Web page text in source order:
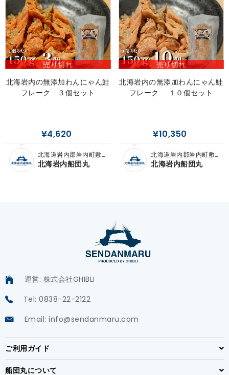
売り切れ
北海岩内の無添加わんにゃん鮭
フレーク ３個セット
¥4,620
北海道岩内郡岩内町敷
島内
北海岩内船団丸
売り切れ
北海岩内の無添加わんにゃん鮭
フレーク １０個セット
¥10,350
北海道岩内郡岩内町敷
島内
北海岩内船団丸
運営: 株式会社GHIBLI
Tel: 0838-22-2122
Email: info@sendanmaru.com
ご利用ガイド
船団丸について